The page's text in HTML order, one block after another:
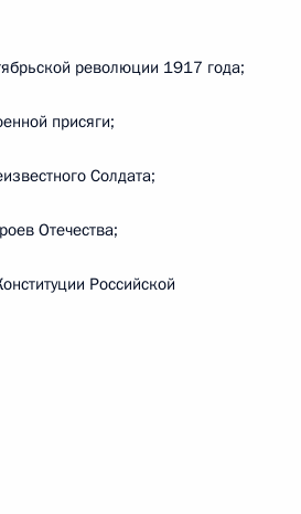
революции 1917 года;
присяги;
Солдата;
Отечества;
Российской